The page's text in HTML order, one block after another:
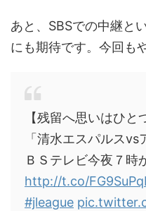
あと、SBSでの中継と
にも期待です。今回も
【残留へ思いはひと
「清水エスパルス
ＢＳテレビ今夜７時
http://t.co/
#jleague